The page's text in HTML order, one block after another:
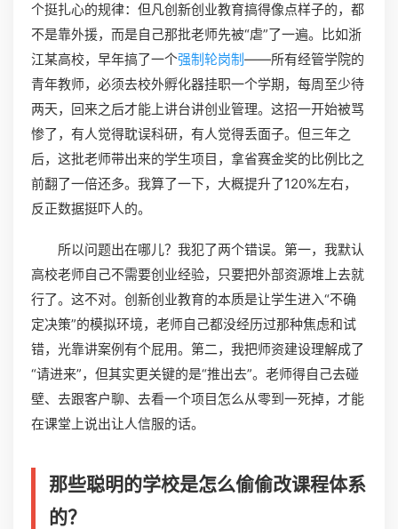
个挺扎心的规律：但凡创新创业教育搞得像点样子的，都
不是靠外援，而是自己那批老师先被“虐”了一遍。比如浙
江某高校，早年搞了一个强制轮岗制——所有经管学院的
青年教师，必须去校外孵化器挂职一个学期，每周至少待
两天，回来之后才能上讲台讲创业管理。这招一开始被骂
惨了，有人觉得耽误科研，有人觉得丢面子。但三年之
后，这批老师带出来的学生项目，拿省赛金奖的比例比之
前翻了一倍还多。我算了一下，大概提升了120%左右，
反正数据挺吓人的。
所以问题出在哪儿？我犯了两个错误。第一，我默认
高校老师自己不需要创业经验，只要把外部资源堆上去就
行了。这不对。创新创业教育的本质是让学生进入“不确
定决策”的模拟环境，老师自己都没经历过那种焦虑和试
错，光靠讲案例有个屁用。第二，我把师资建设理解成了
“请进来”，但其实更关键的是“推出去”。老师得自己去碰
壁、去跟客户聊、去看一个项目怎么从零到一死掉，才能
在课堂上说出让人信服的话。
那些聪明的学校是怎么偷偷改课程体系
的？